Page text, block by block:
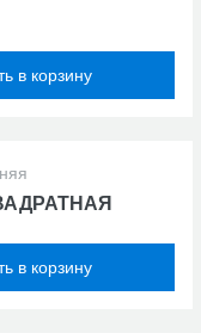
в корзину
в корзину